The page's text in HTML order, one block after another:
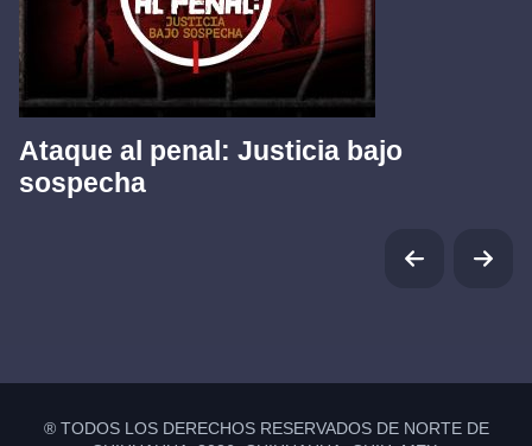
Ataque al penal: Justicia bajo
sospecha
® TODOS LOS DERECHOS RESERVADOS DE NORTE DE